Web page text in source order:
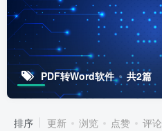
PDF转Word软件 共2篇
排序 更新 浏览 点赞 评论